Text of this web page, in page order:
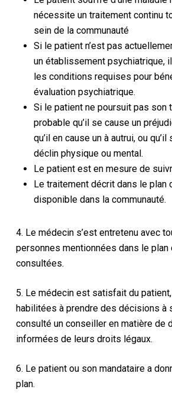
nécessite un traitement continu
sein de la communauté
Si le patient n’est pas
un établissement psychiatrique,
les conditions requises pour
évaluation psychiatrique.
Si le patient ne poursuit pas son
probable qu’il se cause un
qu’il en cause un à autrui, ou
déclin physique ou mental.
Le patient est en mesure de
Le traitement décrit dans le plan
disponible dans la communauté.
4. Le médecin s’est entretenu avec
personnes mentionnées dans le plan
consultées.
5. Le médecin est satisfait du
habilitées à prendre des décisions à
consulté un conseiller en matière de
informées de leurs droits légaux.
6. Le patient ou son mandataire a
plan.